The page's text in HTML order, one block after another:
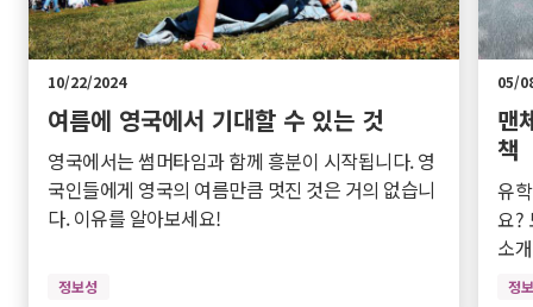
10/22/2024
여름에 영국에서 기대할 수 있는 것
영국에서는 썸머타임과 함께 흥분이 시작됩니다. 영
국인들에게 영국의 여름만큼 멋진 것은 거의 없습니
다. 이유를 알아보세요!
정보성
05/
맨
책
유
요?
소
정